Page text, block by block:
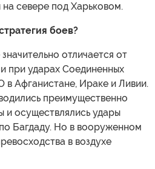
севере под Харьковом.
боев?
отличается от
при ударах Соединенных
Афганистане, Ираке и Ливии.
преимущественно
и осуществлялись удары
Багдаду. Но в вооруженном
в воздухе